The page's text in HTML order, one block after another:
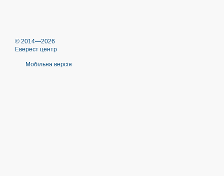
© 2014—2026
Еверест центр
Мобільна версія